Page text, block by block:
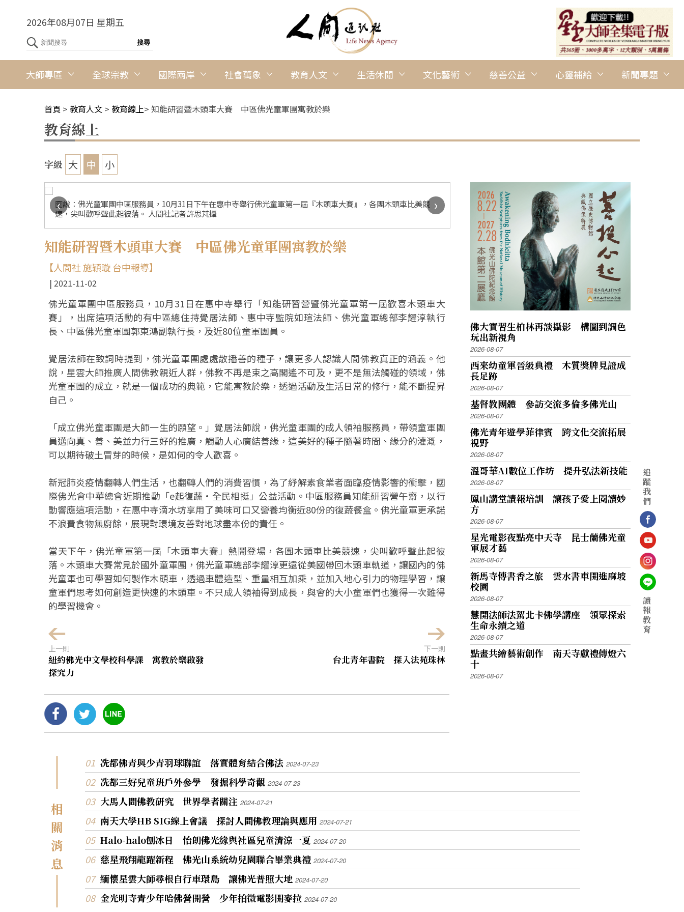
2026年08月07日 星期五
大師專區 全球宗教 國際兩岸 社會萬象 教育人文 生活休閒 文化藝術 慈善公益 心靈補給 新聞專題
首頁 > 教育人文 > 教育線上> 知能研習暨木頭車大賽 中區佛光童軍團寓教於樂
教育線上
字級 大 中 小
圖說：佛光童軍團中區服務員，10月31日下午在惠中寺舉行佛光童軍第一屆『木頭車大賽』，各團木頭車比美競
速，尖叫歡呼聲此起彼落。 人間社記者許思芃攝
圖說：出席「知能研習營暨佛光童軍第一屆歡喜木頭車大賽」活
‹ ›
知能研習暨木頭車大賽 中區佛光童軍團寓教於樂
【人間社 施穎璇 台中報導】
2021-11-02
佛光童軍團中區服務員，10月31日在惠中寺舉行「知能研習營暨佛光童軍第一屆歡喜木頭車大
賽」，出席這項活動的有中區總住持覺居法師、惠中寺監院如瑄法師、佛光童軍總部李耀淳執行
長、中區佛光童軍團郭東鴻副執行長，及近80位童軍團員。
覺居法師在致詞時提到，佛光童軍團處處散播善的種子，讓更多人認識人間佛教真正的涵義。他
說，星雲大師推廣人間佛教親近人群，佛教不再是束之高閣遙不可及，更不是無法觸碰的領域，佛
光童軍團的成立，就是一個成功的典範，它能寓教於樂，透過活動及生活日常的修行，能不斷提昇
自己。
「成立佛光童軍團是大師一生的願望。」覺居法師說，佛光童軍團的成人領袖服務員，帶領童軍團
員邁向真、善、美並力行三好的推廣，觸動人心廣結善緣，這美好的種子隨著時間、緣分的灌溉，
可以期待破土冒芽的時候，是如何的令人歡喜。
新冠肺炎疫情翻轉人們生活，也翻轉人們的消費習慣，為了紓解素食業者面臨疫情影響的衝擊，國
際佛光會中華總會近期推動「e起復蔬·全民相挺」公益活動。中區服務員知能研習營午齋，以行
動響應這項活動，在惠中寺滴水坊享用了美味可口又營養均衡近80份的復蔬餐盒。佛光童軍更承諾
不浪費食物無廚餘，展現對環境友善對地球盡本份的責任。
當天下午，佛光童軍第一屆「木頭車大賽」熱鬧登場，各團木頭車比美競速，尖叫歡呼聲此起彼
落。木頭車大賽常見於國外童軍團，佛光童軍總部李耀淳更遠從美國帶回木頭車軌道，讓國內的佛
光童軍也可學習如何製作木頭車，透過車體造型、重量相互加乘，並加入地心引力的物理學習，讓
童軍們思考如何創造更快速的木頭車。不只成人領袖得到成長，與會的大小童軍們也獲得一次難得
的學習機會。
上一則
紐約佛光中文學校科學課 寓教於樂啟發
探究力
下一則
台北青年書院 探入法苑珠林
佛大實習生柏林再談攝影 構圖到調色
玩出新視角
2026-08-07
西來幼童軍晉級典禮 木質獎牌見證成
長足跡
2026-08-07
基督教團體 參訪交流多倫多佛光山
2026-08-07
佛光青年遊學菲律賓 跨文化交流拓展
視野
2026-08-07
溫哥華AI數位工作坊 提升弘法新技能
2026-08-07
鳳山講堂讀報培訓 讓孩子愛上閱讀妙
方
2026-08-07
星光電影夜點亮中天寺 昆士蘭佛光童
軍展才藝
2026-08-07
新馬寺傳書香之旅 雲水書車開進麻坡
校園
2026-08-07
慧開法師法駕北卡佛學講座 領眾探索
生命永續之道
2026-08-07
點畫共繪藝術創作 南天寺獻禮傳燈六
十
2026-08-07
相
關
消
息
冼都佛青與少青羽球聯誼 落實體育結合佛法 2024-07-23
冼都三好兒童班戶外參學 發掘科學奇觀 2024-07-23
大馬人間佛教研究 世界學者關注 2024-07-21
南天大學HB SIG線上會議 探討人間佛教理論與應用 2024-07-21
Halo-halo刨冰日 怡朗佛光緣與社區兒童清涼一夏 2024-07-20
慈星飛翔龍躍新程 佛光山系統幼兒園聯合畢業典禮 2024-07-20
緬懷星雲大師尋根自行車環島 讓佛光普照大地 2024-07-20
金光明寺青少年哈佛營開營 少年拍微電影開麥拉 2024-07-20
追
蹤
我
們
讀
報
教
育